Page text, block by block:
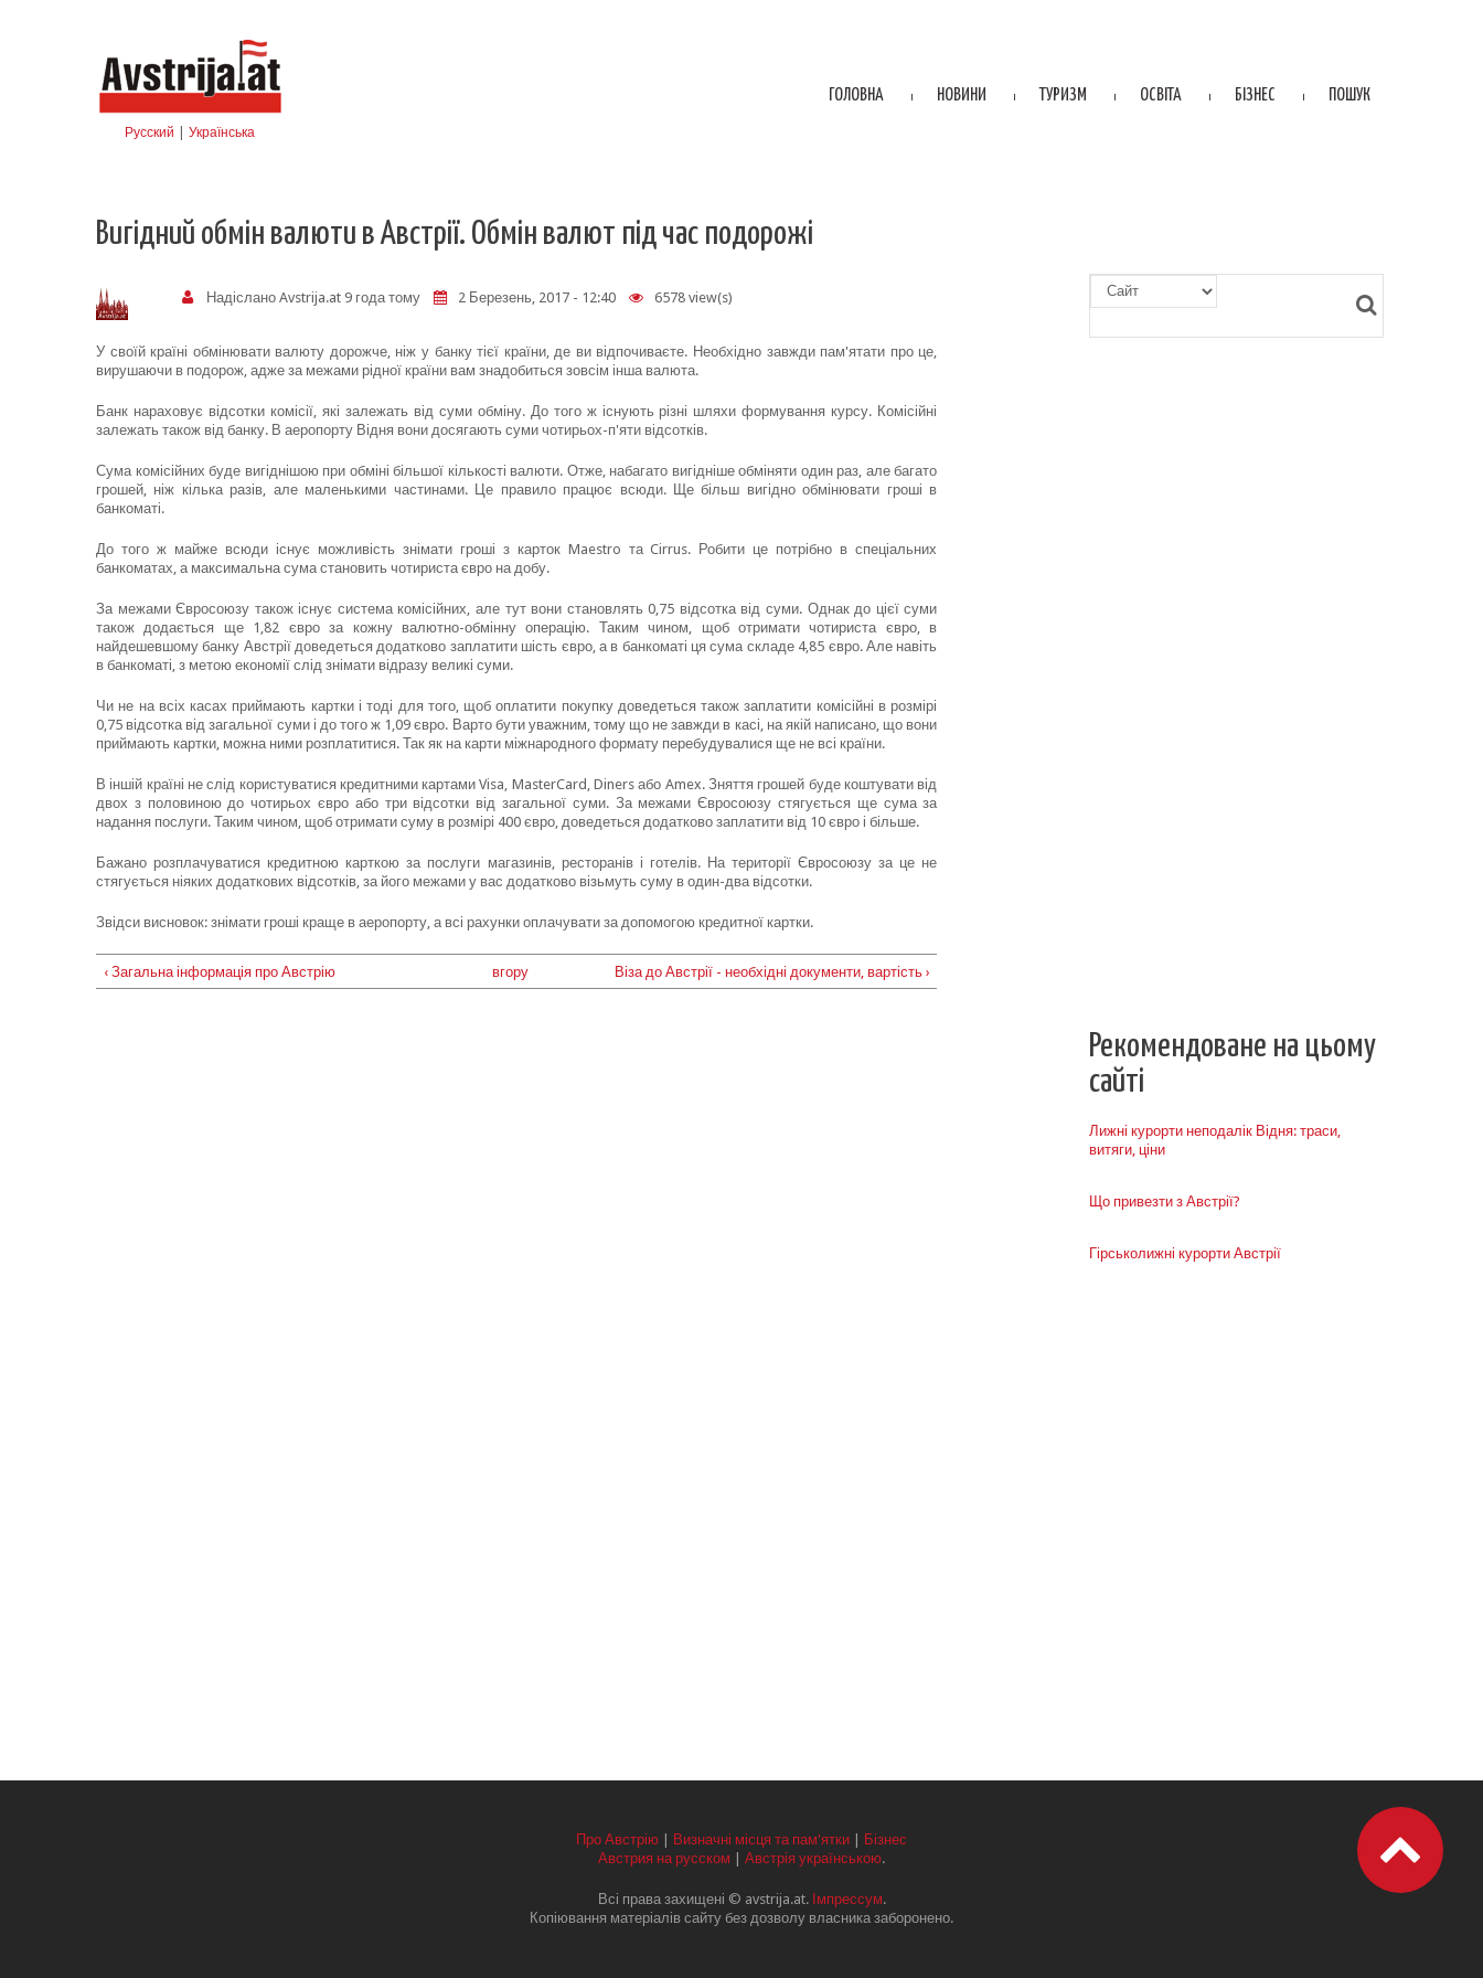
Русский Українська
ГОЛОВНА НОВИНИ ТУРИЗМ ОСВІТА БІЗНЕС ПОШУК
Вигідний обмін валюти в Австрії. Обмін валют під час подорожі
Надіслано Avstrija.at 9 года тому 2 Березень, 2017 - 12:40 6578 view(s)
У своїй країні обмінювати валюту дорожче, ніж у банку тієї країни, де ви відпочиваєте. Необхідно завжди пам'ятати про це,
вирушаючи в подорож, адже за межами рідної країни вам знадобиться зовсім інша валюта.
Банк нараховує відсотки комісії, які залежать від суми обміну. До того ж існують різні шляхи формування курсу. Комісійні
залежать також від банку. В аеропорту Відня вони досягають суми чотирьох-п'яти відсотків.
Сума комісійних буде вигіднішою при обміні більшої кількості валюти. Отже, набагато вигідніше обміняти один раз, але багато
грошей, ніж кілька разів, але маленькими частинами. Це правило працює всюди. Ще більш вигідно обмінювати гроші в
банкоматі.
До того ж майже всюди існує можливість знімати гроші з карток Maestro та Cirrus. Робити це потрібно в спеціальних
банкоматах, а максимальна сума становить чотириста євро на добу.
За межами Євросоюзу також існує система комісійних, але тут вони становлять 0,75 відсотка від суми. Однак до цієї суми
також додається ще 1,82 євро за кожну валютно-обмінну операцію. Таким чином, щоб отримати чотириста євро, в
найдешевшому банку Австрії доведеться додатково заплатити шість євро, а в банкоматі ця сума складе 4,85 євро. Але навіть
в банкоматі, з метою економії слід знімати відразу великі суми.
Чи не на всіх касах приймають картки і тоді для того, щоб оплатити покупку доведеться також заплатити комісійні в розмірі
0,75 відсотка від загальної суми і до того ж 1,09 євро. Варто бути уважним, тому що не завжди в касі, на якій написано, що вони
приймають картки, можна ними розплатитися. Так як на карти міжнародного формату перебудувалися ще не всі країни.
В іншій країні не слід користуватися кредитними картами Visa, MasterCard, Diners або Amex. Зняття грошей буде коштувати від
двох з половиною до чотирьох євро або три відсотки від загальної суми. За межами Євросоюзу стягується ще сума за
надання послуги. Таким чином, щоб отримати суму в розмірі 400 євро, доведеться додатково заплатити від 10 євро і більше.
Бажано розплачуватися кредитною карткою за послуги магазинів, ресторанів і готелів. На території Євросоюзу за це не
стягується ніяких додаткових відсотків, за його межами у вас додатково візьмуть суму в один-два відсотки.
Звідси висновок: знімати гроші краще в аеропорту, а всі рахунки оплачувати за допомогою кредитної картки.
‹ Загальна інформація про Австрію вгору Віза до Австрії - необхідні документи, вартість ›
Рекомендоване на цьому
сайті
Лижні курорти неподалік Відня: траси,
витяги, ціни
Що привезти з Австрії?
Гірськолижні курорти Австрії
Про Австрію Визначні місця та пам'ятки
Бізнес
Австрия на русском
Австрія українською.
Всі права захищені © avstrija.at. Імпрессум.
Копіювання матеріалів сайту без дозволу власника заборонено.